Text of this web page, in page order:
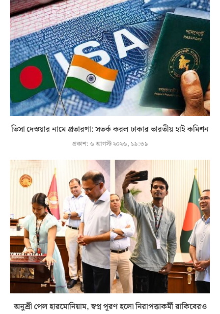
ভিসা দেওয়ার নামে প্রতারণা: সতর্ক করল ঢাকার ভারতীয় হাই কমিশন
প্রকাশ: ৬ আগস্ট ২০২৬, ১৯:৩৯
অনুশ্রী পেল হারমোনিয়াম, স্বপ্ন পূরণ হলো নিরাপত্তাকর্মী রাকিবেরও